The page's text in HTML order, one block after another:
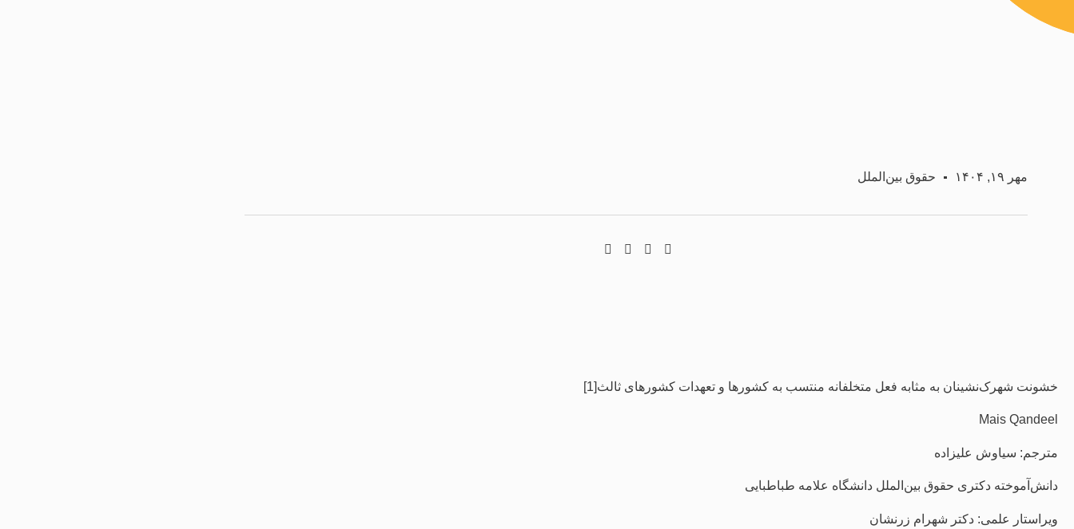
مهر ۱۹, ۱۴۰۴ حقوق بین‌الملل
خشونت شهرک‌نشینان به‌ مثابه فعل متخلفانه منتسب به کشورها و تعهدات کشورهای ثالث[1]
Mais Qandeel
مترجم: سیاوش علیزاده
دانش‌آموخته دکتری حقوق بین‌الملل دانشگاه علامه طباطبایی
ویراستار علمی: دکتر شهرام زرنشان